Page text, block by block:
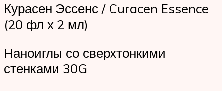
Курасен Эссенс / Curacen Essence
(20 фл х 2 мл)
Наноиглы со сверхтонкими
стенками 30G